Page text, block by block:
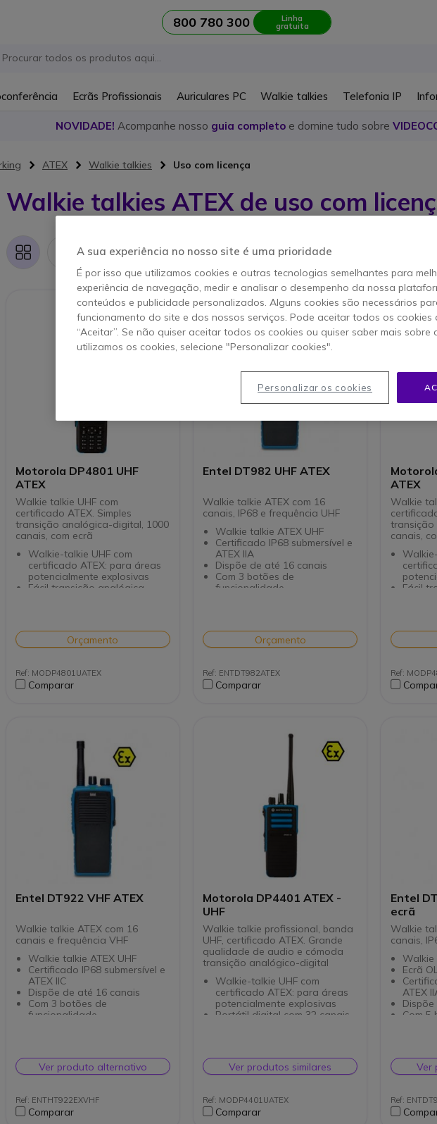
800 780 300 Linha
gratuita
Ecrãs Profissionais Auriculares PC Walkie talkies Telefonia IP
NOVIDADE! Acompanhe nosso guia completo e domine tudo sobre
ATEX Walkie talkies Uso com licença
Walkie talkies ATEX de uso com
Grelha Lista 7 artigos
Motorola DP4801 UHF
ATEX
Walkie talkie UHF com
certificado ATEX. Simples
transição analógica-digital, 1000
canais, com ecrã
Walkie-talkie UHF com
certificado ATEX: para áreas
potencialmente explosivas
Fácil transição analógica-
5 botões laterais
programáveis
Supressão automática de
ruído ambiente
Orçamento
Ref: MODP4801UATEX
Comparar
Entel DT982 UHF ATEX
Walkie talkie ATEX com 16
canais, IP68 e frequência UHF
Walkie talkie ATEX UHF
Certificado IP68 submersível e
ATEX IIA
Dispõe de até 16 canais
Com 3 botões de
funcionalidade
Orçamento
Ref: ENTDT982ATEX
Comparar
ATEX
Walkie
transição
canais,
Fácil
5
ruído
Ref:
Entel DT922 VHF ATEX
Walkie talkie ATEX com 16
canais e frequência VHF
Walkie talkie ATEX UHF
Certificado IP68 submersível e
ATEX IIC
Dispõe de até 16 canais
Com 3 botões de
funcionalidade
Ver produto alternativo
Ref: ENTHT922EXVHF
Comparar
Motorola DP4401 ATEX -
UHF
Walkie talkie profissional, banda
UHF, certificado ATEX. Grande
qualidade de audio e cómoda
transição analógico-digital
Walkie-talkie UHF com
certificado ATEX: para áreas
potencialmente explosivas
Portátil digital com 32 canais
Normativa IP67
Supressão automática de
trabalhador isolado
GPS
Ver produtos similares
Ref: MODP4401UATEX
Comparar
Entel
ecrã
Walkie
canais,
Walkie
Ecrã
ATEX
Com 5
IIC Ver
Ref:
A sua experiência no nosso site é uma prioridade
É por isso que utilizamos cookies e outras tecnologias semelhantes para
experiência de navegação, medir e analisar o desempenho da nossa
conteúdos e publicidade personalizados. Alguns cookies são necessários
funcionamento do site e dos nossos serviços. Pode aceitar todos os cookies
“Aceitar”. Se não quiser aceitar todos os cookies ou quiser saber mais sobre
utilizamos os cookies, selecione "Personalizar cookies".
Personalizar os cookies